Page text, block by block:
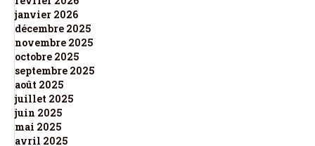
janvier 2026
décembre 2025
novembre 2025
octobre 2025
septembre 2025
août 2025
juillet 2025
juin 2025
mai 2025
avril 2025